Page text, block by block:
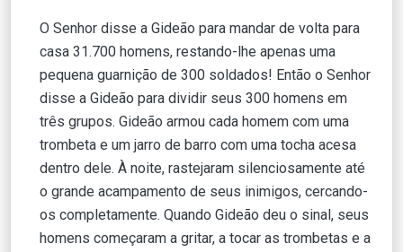
O Senhor disse a Gideão para mandar de volta para
casa 31.700 homens, restando-lhe apenas uma
pequena guarnição de 300 soldados! Então o Senhor
disse a Gideão para dividir seus 300 homens em
três grupos. Gideão armou cada homem com uma
trombeta e um jarro de barro com uma tocha acesa
dentro dele. À noite, rastejaram silenciosamente até
o grande acampamento de seus inimigos, cercando-
os completamente. Quando Gideão deu o sinal, seus
homens começaram a gritar, a tocar as trombetas e a